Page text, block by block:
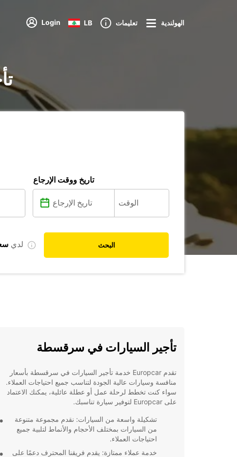
Login LB تعليمات الهولندية
تاريخ ووقت الإرجاع
لدي البحث
تأجير السيارات في سرقسطة
تقدم Europcar خدمة تأجير السيارات في سرقسطة بأسعار
منافسة وسيارات عالية الجودة لتناسب جميع احتياجات العملاء.
سواء كنت تخطط لرحلة عمل أو عطلة عائلية، يمكنك الاعتماد
على Europcar لتوفير سيارة تناسبك.
تشكيلة واسعة من السيارات: نقدم مجموعة متنوعة
من السيارات بمختلف الأحجام والأنماط لتلبية جميع
احتياجات العملاء.
خدمة عملاء ممتازة: يقدم فريقنا المحترف دعمًا على